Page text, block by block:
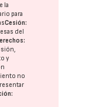
la
para
Cesión:
del
y
no